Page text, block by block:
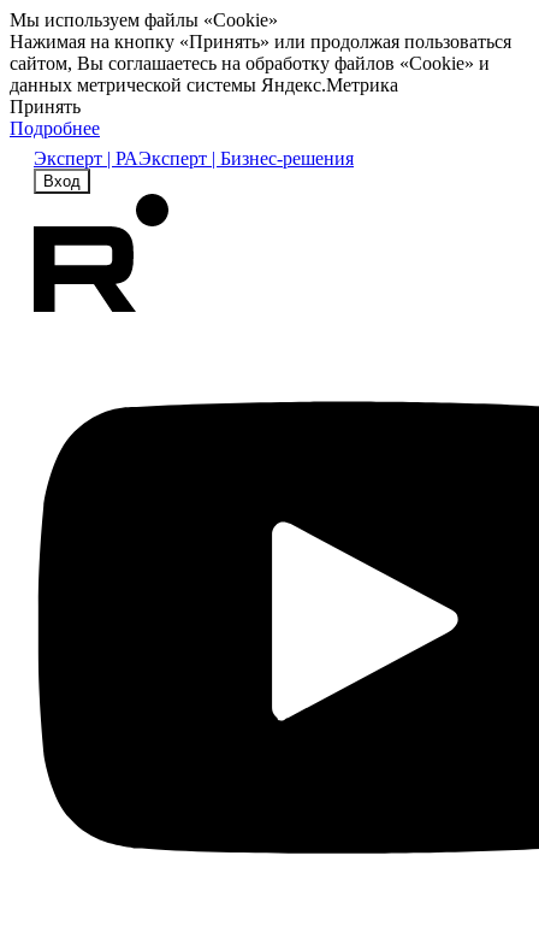
Мы используем файлы «Cookie»
Нажимая на кнопку «Принять» или продолжая пользоваться
сайтом, Вы соглашаетесь на обработку файлов «Cookie» и
данных метрической системы Яндекс.Метрика
Принять
Подробнее
Эксперт | РАЭксперт | Бизнес-решения
Вход